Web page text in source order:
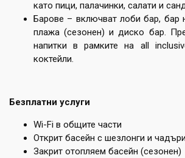
като пици, палачинки, салати и
Барове – включват лоби бар, бар
плажа (сезонен) и диско бар.
напитки в рамките на all
коктейли.
Безплатни услуги
Wi-Fi в общите части
Открит басейн с шезлонги и чадъри
Закрит отопляем басейн (сезонен)